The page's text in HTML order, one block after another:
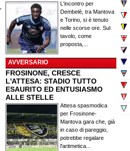
L'incontro per
Dembelè, tra Mantova
e Torino, si è tenuto
nelle scorse ore. Sul
tavolo, come
proposta,...
AVVERSARIO
FROSINONE, CRESCE
L'ATTESA: STADIO TUTTO
ESAURITO ED ENTUSIASMO
ALLE STELLE
Attesa spasmodica
per Frosinone-
Mantova gara che, già
in caso di pareggio,
potrebbe regalare
l'aritmetica...